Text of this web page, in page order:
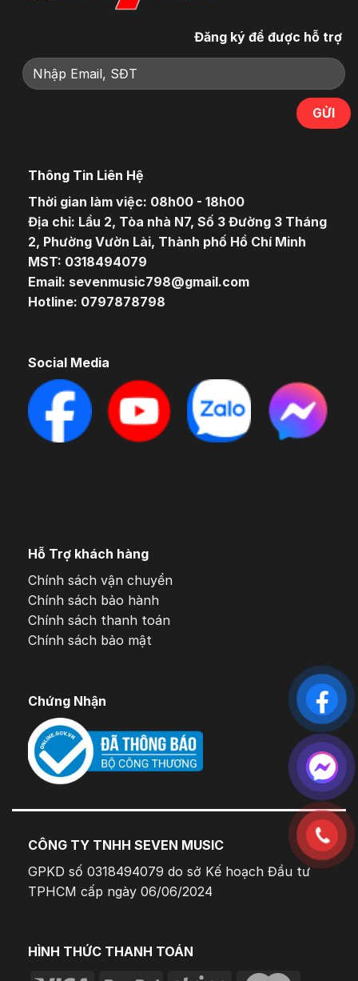
Đăng ký để được hỗ trợ
Thông Tin Liên Hệ
Thời gian làm việc: 08h00 - 18h00
Địa chỉ: Lầu 2, Tòa nhà N7, Số 3 Đường 3 Tháng
2, Phường Vườn Lài, Thành phố Hồ Chí Minh
MST: 0318494079
Email: sevenmusic798@gmail.com
Hotline: 0797878798
Social Media
Hỗ Trợ khách hàng
Chính sách vận chuyển
Chính sách bảo hành
Chính sách thanh toán
Chính sách bảo mật
Chứng Nhận
CÔNG TY TNHH SEVEN MUSIC
GPKD số 0318494079 do sở Kế hoạch Đầu tư
TPHCM cấp ngày 06/06/2024
HÌNH THỨC THANH TOÁN